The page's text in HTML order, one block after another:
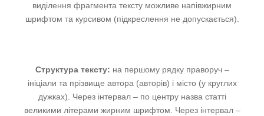
виділення фрагмента тексту можливе напівжирним
шрифтом та курсивом (підкреслення не допускається).
Структура тексту: на першому рядку праворуч –
ініціали та прізвище автора (авторів) і місто (у круглих
дужках). Через інтервал – по центру назва статті
великими літерами жирним шрифтом. Через інтервал –